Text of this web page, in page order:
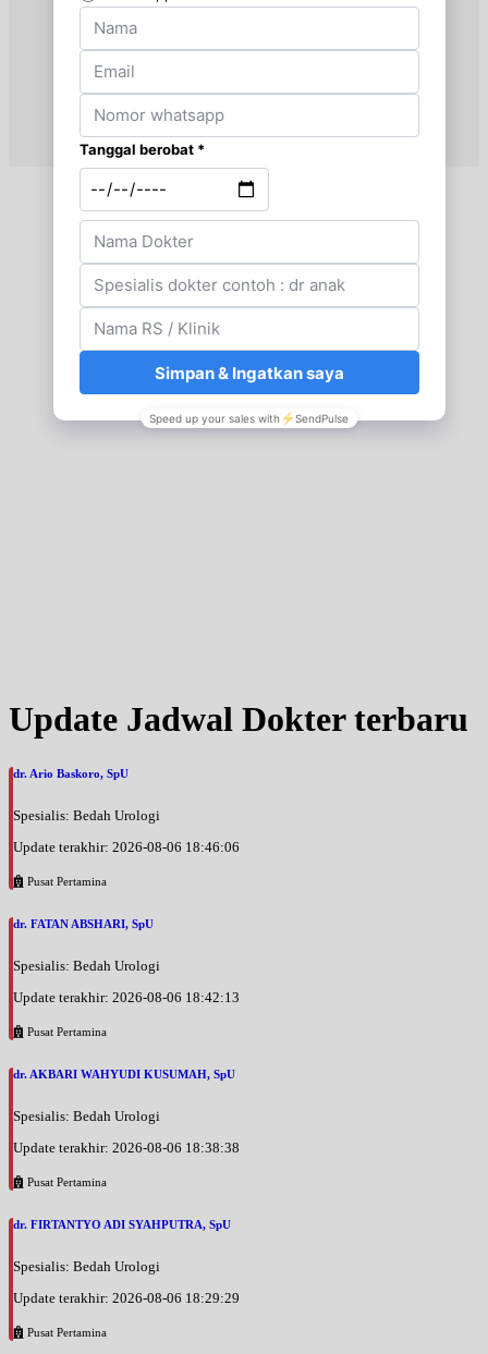
Kamis, 03/09/2026
Jam 16:00 - 17:00
Update Jadwal Dokter terbaru
dr. Ario Baskoro, SpU
Spesialis: Bedah Urologi
Update terakhir: 2026-08-06 18:46:06
Pusat Pertamina
dr. FATAN ABSHARI, SpU
Spesialis: Bedah Urologi
Update terakhir: 2026-08-06 18:42:13
Pusat Pertamina
dr. AKBARI WAHYUDI KUSUMAH, SpU
Spesialis: Bedah Urologi
Update terakhir: 2026-08-06 18:38:38
Pusat Pertamina
dr. FIRTANTYO ADI SYAHPUTRA, SpU
Spesialis: Bedah Urologi
Update terakhir: 2026-08-06 18:29:29
Pusat Pertamina